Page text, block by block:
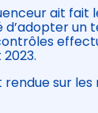
ait
un
rendue sur